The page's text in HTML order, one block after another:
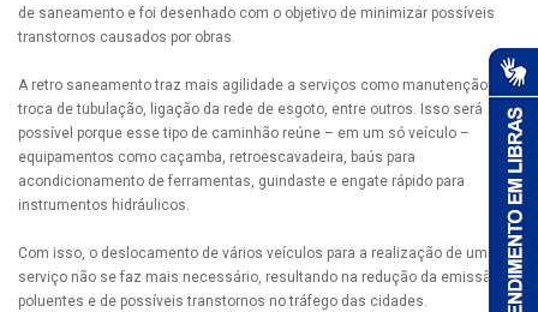
de saneamento e foi desenhado com o objetivo de minimizar possíveis
transtornos causados por obras.
A retro saneamento traz mais agilidade a serviços como manutenção,
troca de tubulação, ligação da rede de esgoto, entre outros. Isso será
possível porque esse tipo de caminhão reúne – em um só veículo –
equipamentos como caçamba, retroescavadeira, baús para
acondicionamento de ferramentas, guindaste e engate rápido para
instrumentos hidráulicos.
Com isso, o deslocamento de vários veículos para a realização de um só
serviço não se faz mais necessário, resultando na redução da emissão de
poluentes e de possíveis transtornos no tráfego das cidades.